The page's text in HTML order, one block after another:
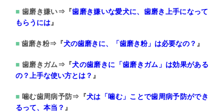
歯磨き嫌い⇒『歯磨き嫌いな愛犬に、 歯磨き上手になって
もらうには』
歯磨き粉⇒『犬の歯磨きに、「歯磨き粉」は必要なの？ 』
歯磨きガム⇒『犬の歯磨きに「歯磨きガム」は効果がある
の？
上手な使い方とは？ 』
噛む歯周病予防⇒『犬は「噛む」ことで歯周病予防ができ
るって、本当？ 』